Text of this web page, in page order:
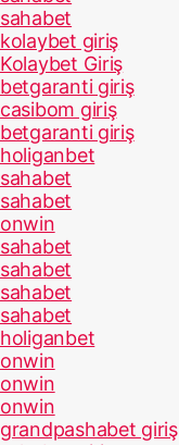
sahabet
kolaybet giriş
Kolaybet Giriş
betgaranti giriş
casibom giriş
betgaranti giriş
holiganbet
sahabet
sahabet
onwin
sahabet
sahabet
sahabet
sahabet
holiganbet
onwin
onwin
onwin
grandpashabet giriş